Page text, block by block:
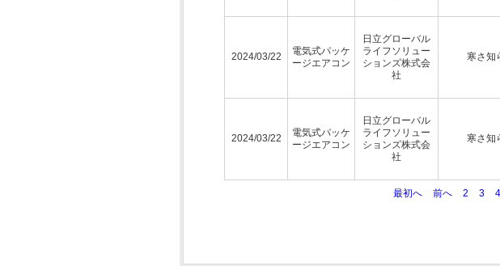
2024/03/22
電気式パッケ
ージエアコン
日立グローバル
ライフソリュー
ションズ株式会
社
寒さ知
2024/03/22
電気式パッケ
ージエアコン
日立グローバル
ライフソリュー
ションズ株式会
社
寒さ知
最初へ 前へ 2 3 4